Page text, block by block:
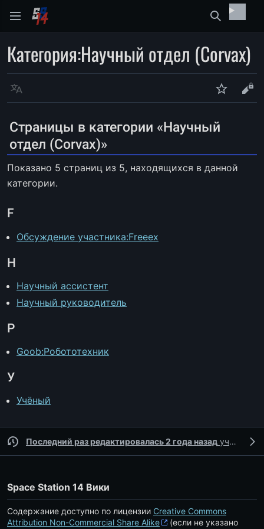
Найти
Категория:Научный отдел (Corvax)
Язык Следить
Страницы в категории «Научный
отдел (Corvax)»
Показано 5 страниц из 5, находящихся в данной
категории.
F
Обсуждение участника:Freeex
Н
Научный ассистент
Научный руководитель
Р
Goob:Робототехник
У
Учёный
Последний раз редактировалась 2 года назад участником
Space Station 14 Вики
Содержание доступно по лицензии Creative Commons
Attribution Non-Commercial Share Alike
(если не указано